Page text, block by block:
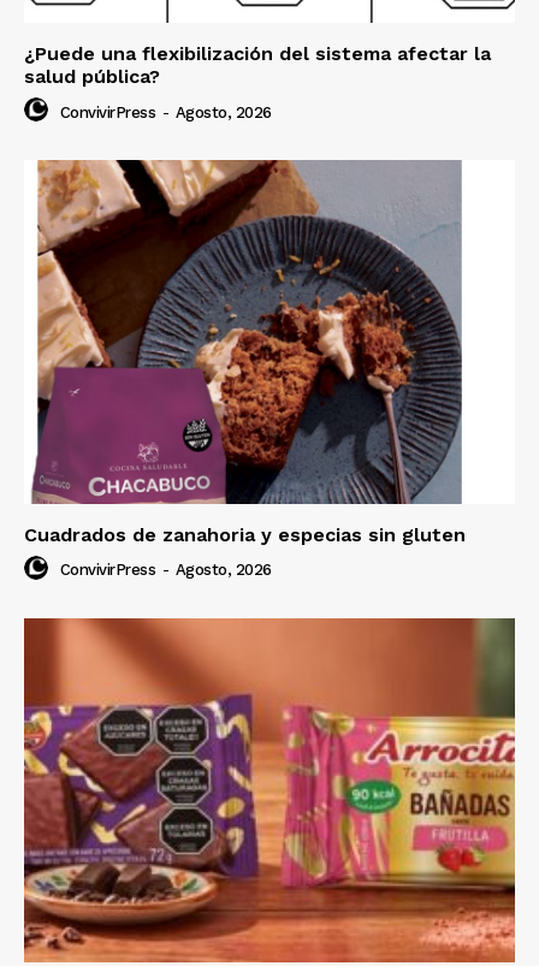
¿Puede una flexibilización del sistema afectar la
salud pública?
ConvivirPress - Agosto, 2026
Cuadrados de zanahoria y especias sin gluten
ConvivirPress - Agosto, 2026